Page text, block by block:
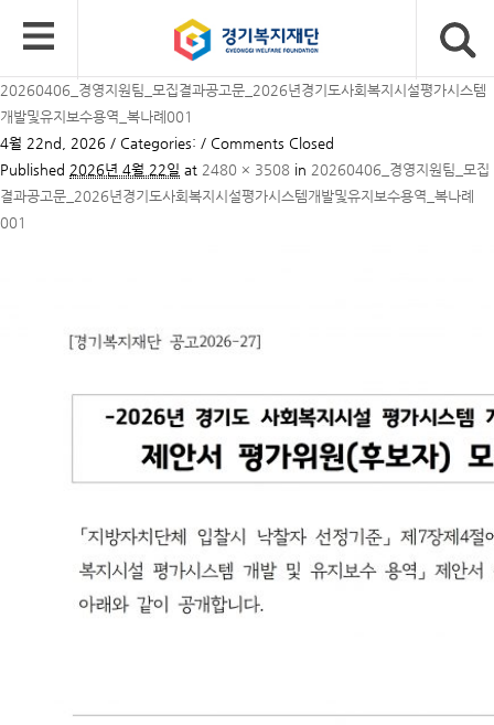
20260406_경영지원팀_모집결과공고문_2026년경기도사회복지시설평가시스템
개발및유지보수용역_복나례001
4월 22nd, 2026 / Categories: / Comments Closed
Published 2026년 4월 22일 at 2480 × 3508 in 20260406_경영지원팀_모집
결과공고문_2026년경기도사회복지시설평가시스템개발및유지보수용역_복나례
001